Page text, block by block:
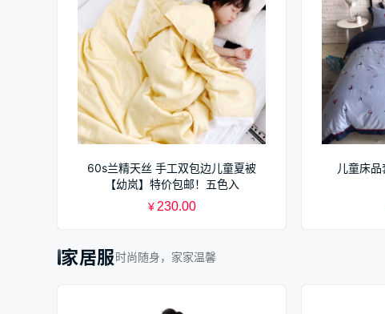
60s兰精天丝 手工双包边儿童夏被
【幼岚】特价包邮！五色入
¥ 230.00
儿童床
家居服时尚随身，家家温馨